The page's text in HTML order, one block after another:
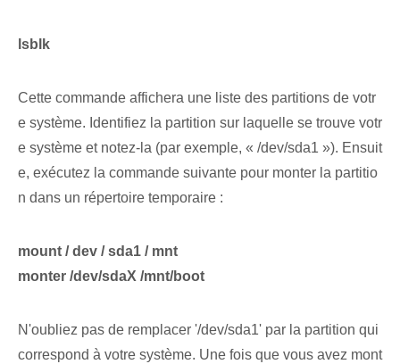
lsblk
Cette commande affichera une liste des partitions de votr
e système. Identifiez la partition sur laquelle se trouve votr
e système et notez-la (par exemple, « /dev/sda1 »). Ensuit
e, exécutez la commande suivante pour monter la partitio
n dans un répertoire temporaire :
mount / dev / sda1 / mnt
monter /dev/sdaX‍ /mnt/boot
N'oubliez pas de remplacer '/dev/sda1' par la partition qui
correspond à votre système. Une fois que vous avez mont